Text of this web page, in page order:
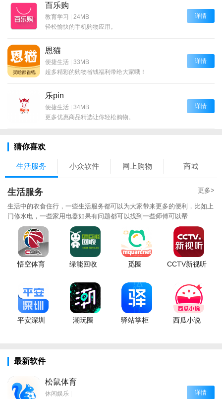
百乐购
教育学习 | 24MB
轻松愉快的手机购物应用。
详情
恩猫
便捷生活 | 33MB
超多精彩的购物省钱福利带给大家哦！
详情
乐pin
便捷生活 | 34MB
更多优惠商品精选让你轻松购物。
详情
猜你喜欢
生活服务 小众软件 网上购物 商城
生活服务 更多>
生活中的衣食住行，一些生活服务都可以为大家带来更多的便利，比如上
门修水电，一些家用电器如果有问题都可以找到一些师傅可以帮
悟空体育 绿能回收 觅圈 CCTV新视听
平安深圳 潮玩圈 驿站掌柜 西瓜小说
最新软件
松鼠体育
休闲娱乐 |
详情